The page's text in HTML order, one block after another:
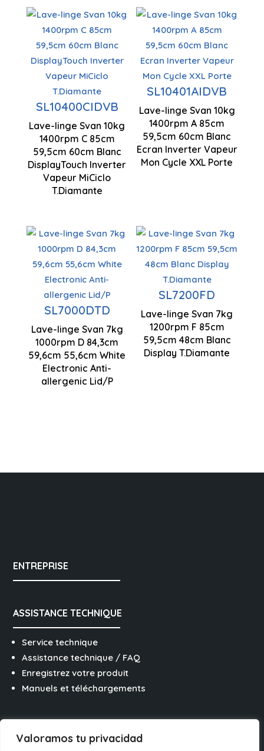
Valoramos tu privacidad
SL10400CIDVB
Lave-linge Svan 10kg
1400rpm C 85cm
59,5cm 60cm Blanc
DisplayTouch Inverter
Vapeur MiCiclo
T.Diamante
Capacité
de charge
10 kg
1400 rpm
850 x 595 x
600 mm
SL10401AIDVB
Lave-linge Svan 10kg
1400rpm A 85cm
59,5cm 60cm Blanc
Ecran Inverter Vapeur
Mon Cycle XXL Porte
Capacité
de charge
10 kg
Centrifugation
1400 rpm
Moteur à
inverseur
SL7000DTD
Lave-linge Svan 7kg
1000rpm D 84,3cm
59,6cm 55,6cm White
Electronic Anti-
allergenic Lid/P
Capacité
de charge
7 kg
Centrifugation
1000 rpm
Contrôle
électronique
Lavage
antiallergique
843 x 596 x
SL7200FD
Lave-linge Svan 7kg
1200rpm F 85cm
59,5cm 48cm Blanc
Display T.Diamante
Capacité
de charge
7 kg
Capacité
de charge
7 kg
ENTREPRISE
ASSISTANCE TECHNIQUE
Service technique
Assistance technique / FAQ
Enregistrez votre produit
Manuels et téléchargements